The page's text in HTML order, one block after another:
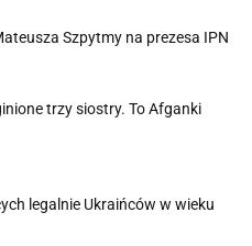
Szpytmy na prezesa IPN
trzy siostry. To Afganki
legalnie Ukraińców w wieku